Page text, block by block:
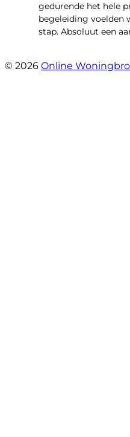
gedurende het hele
begeleiding voelden
stap. Absoluut een
© 2026 Online